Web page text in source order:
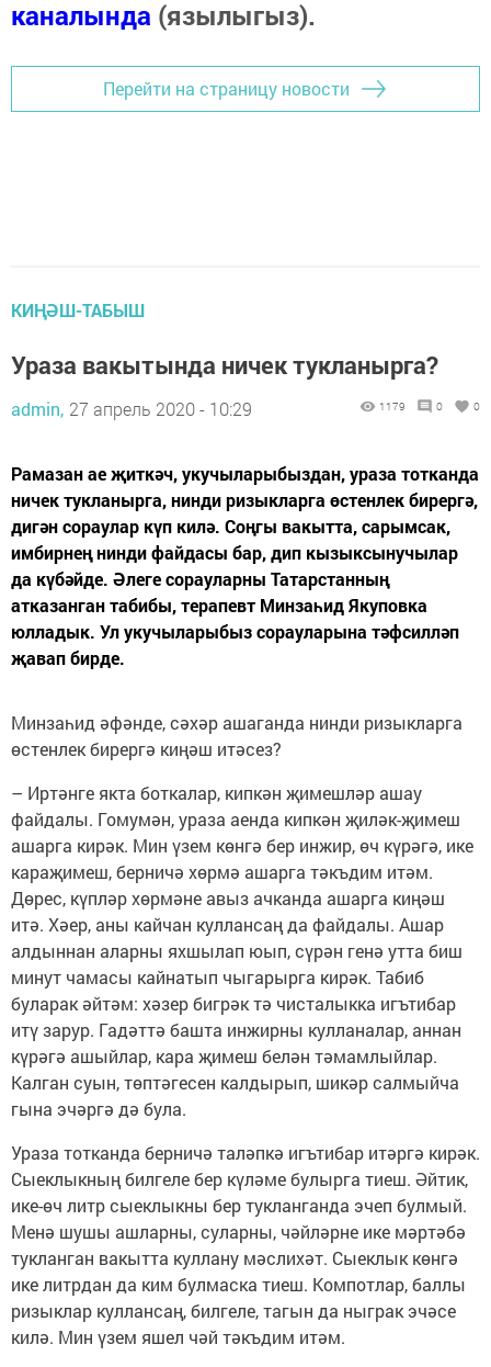
каналында (язылыгыз).
Перейти на страницу новости
КИҢӘШ-ТАБЫШ
Ураза вакытында ничек тукланырга?
admin, 27 апрель 2020 - 10:29 1179 0 0
Рамазан ае җиткәч, укучыларыбыздан, ураза тотканда
ничек тукланырга, нинди ризыкларга өстенлек бирер­гә,
дигән сораулар күп килә. Соңгы вакытта, сарымсак,
имбирнең нинди файдасы бар, дип кызыксынучылар
да күбәйде. Әлеге сорауларны Татарстанның
атказанган табибы, терапевт Минзаһид Якуповка
юлладык. Ул укучыларыбыз сорауларына тәфсилләп
җавап бирде.
Минзаһид әфәнде, сәхәр ашаганда нинди ризыкларга
өстенлек бирергә киңәш итәсез?
– Иртәнге якта боткалар, кипкән җимешләр ашау
файдалы. Гомумән, ураза аенда кипкән җиләк-җимеш
ашарга кирәк. Мин үзем көнгә бер инжир, өч күрәгә, ике
кара­җимеш, берничә хөрмә ашарга тәкъдим итәм.
Дөрес, күп­ләр хөрмәне авыз ачканда ашарга киңәш
итә. Хәер, аны кайчан куллансаң да файдалы. Ашар
алдыннан аларны яхшылап юып, сүрән генә утта биш
минут чамасы кайнатып чыгарырга кирәк. Табиб
буларак әйтәм: хәзер биг­рәк тә чисталыкка игътибар
итү зарур. Гадәттә башта инжирны кулланалар, аннан
күрәгә ашыйлар, кара җимеш белән тәмамлыйлар.
Калган суын, төптәгесен калдырып, шикәр салмыйча
гына эчәргә дә була.
Ураза тотканда берничә таләпкә игътибар итәргә кирәк.
Сыеклыкның билгеле бер күләме булырга тиеш. Әйтик,
ике-өч литр сыеклыкны бер тукланганда эчеп булмый.
Менә шушы ашларны, суларны, чәйләрне ике мәртәбә
тукланган вакытта куллану мәслихәт. Сыеклык көнгә
ике литрдан да ким булмаска тиеш. Компотлар, баллы
ризыклар куллансаң, билгеле, тагын да ныграк эчәсе
килә. Мин үзем яшел чәй тәкъдим итәм.